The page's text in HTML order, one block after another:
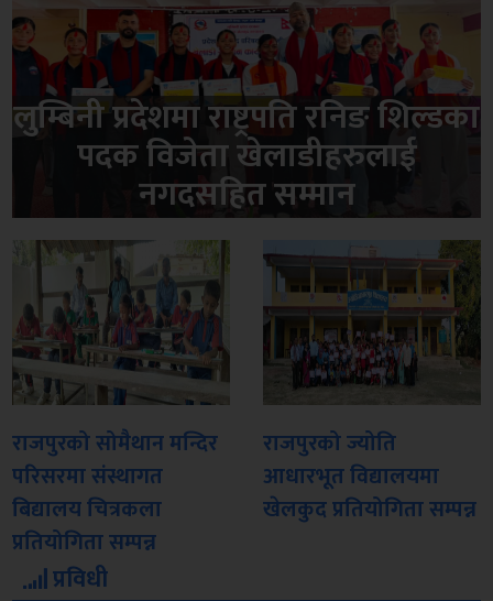
लुम्बिनी प्रदेशमा राष्ट्रपति रनिङ शिल्डका
पदक विजेता खेलाडीहरुलाई
नगदसहित सम्मान
राजपुरको सोमैथान मन्दिर
परिसरमा संस्थागत
बिद्यालय चित्रकला
प्रतियोगिता सम्पन्न
राजपुरको ज्योति
आधारभूत विद्यालयमा
खेलकुद प्रतियोगिता सम्पन्न
प्रविधी